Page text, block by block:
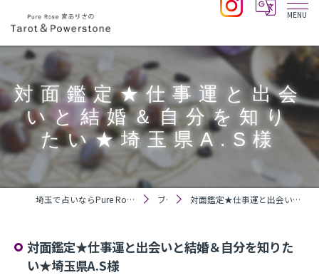
対面鑑定★仕事運と出会
いと結婚＆自分を知り
たい★埼玉県A.S様
埼玉で占いならPure Rose 宮ありさのTarot＆Powerstone ブログ 対面鑑定★仕事運と出会いと結婚＆自分を知りたい★埼玉県A.S様
対面鑑定★仕事運と出会いと結婚＆自分を知りた
い★埼玉県A.S様